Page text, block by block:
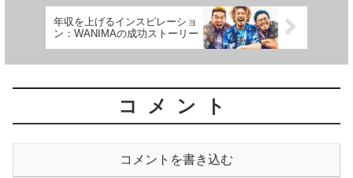
年収を上げるインスピレーショ
ン：WANIMAの成功ストーリー
コメント
コメントを書き込む